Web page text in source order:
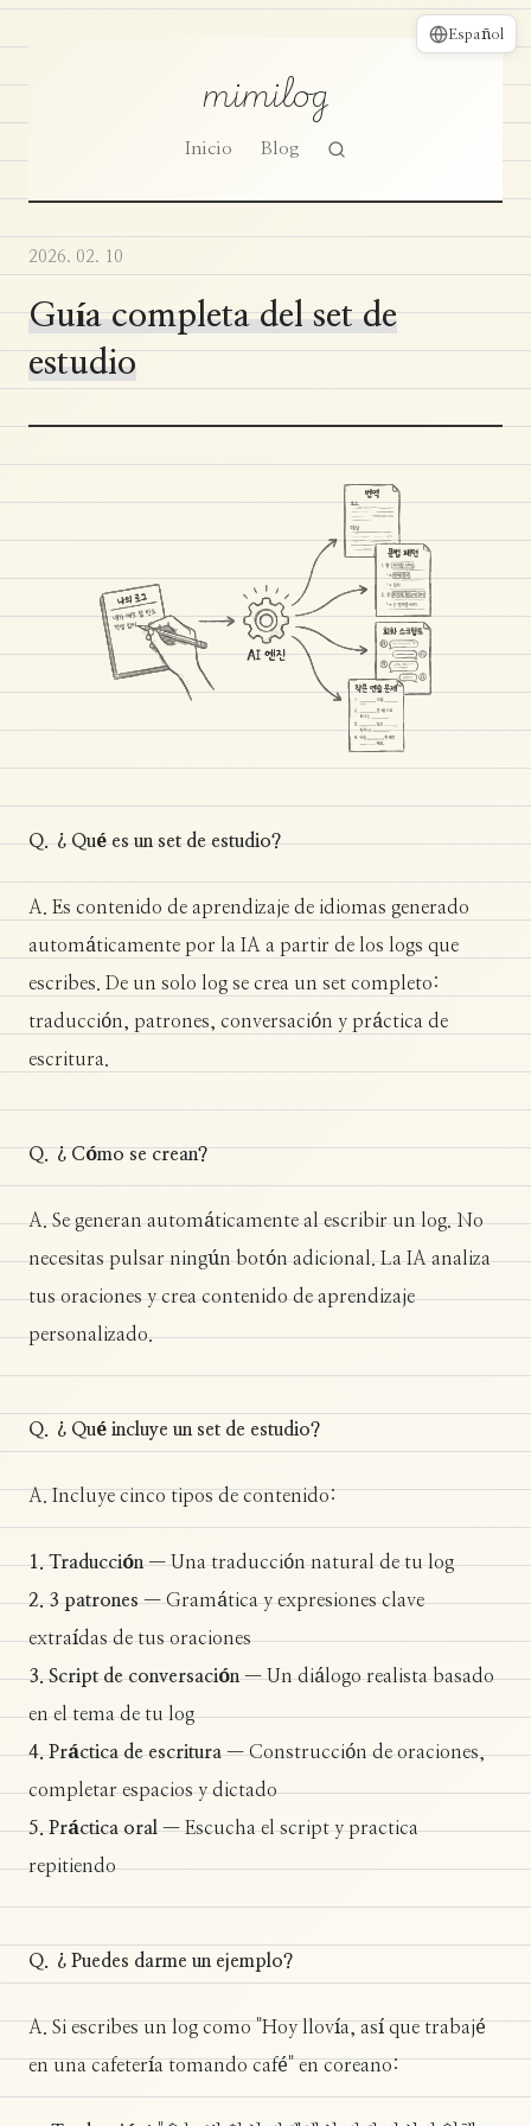
Español
mimilog
Inicio Blog
2026. 02. 10
Guía completa del set de
estudio
Q. ¿Qué es un set de estudio?
A. Es contenido de aprendizaje de idiomas generado
automáticamente por la IA a partir de los logs que
escribes. De un solo log se crea un set completo:
traducción, patrones, conversación y práctica de
escritura.
Q. ¿Cómo se crean?
A. Se generan automáticamente al escribir un log. No
necesitas pulsar ningún botón adicional. La IA analiza
tus oraciones y crea contenido de aprendizaje
personalizado.
Q. ¿Qué incluye un set de estudio?
A. Incluye cinco tipos de contenido:
1. Traducción— Una traducción natural de tu log
2. 3 patrones— Gramática y expresiones clave
extraídas de tus oraciones
3. Script de conversación— Un diálogo realista basado
en el tema de tu log
4. Práctica de escritura— Construcción de oraciones,
completar espacios y dictado
5. Práctica oral— Escucha el script y practica
repitiendo
Q. ¿Puedes darme un ejemplo?
A. Si escribes un log como "Hoy llovía, así que trabajé
en una cafetería tomando café" en coreano: